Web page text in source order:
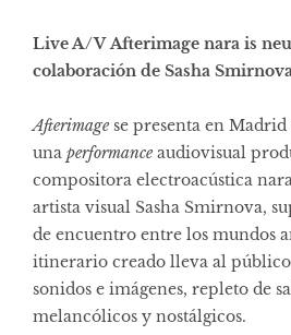
Live A/V Afterimage nara is
colaboración de Sasha
Afterimagese presenta en
una performanceaudiovisual
compositora electroacústica
artista visual Sasha Smirnova,
de encuentro entre los mundos
itinerario creado lleva al
sonidos e imágenes, repleto de
melancólicos y nostálgicos.